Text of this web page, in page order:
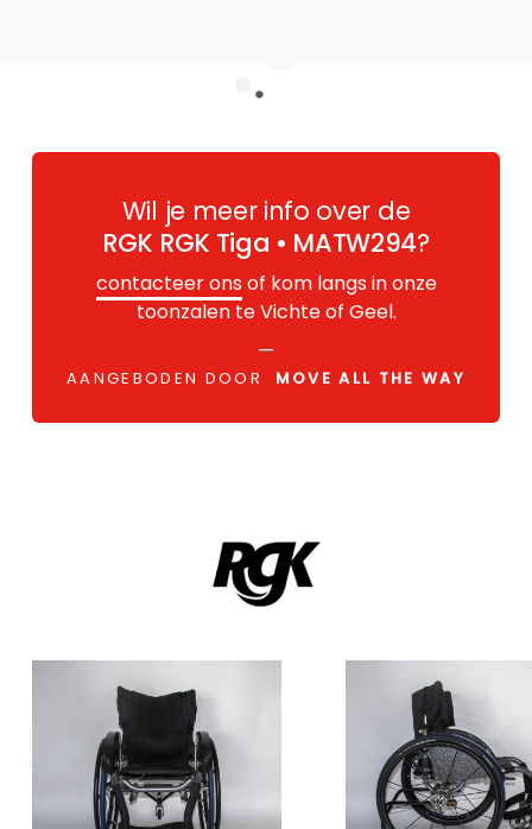
Wil je meer info over de
RGK RGK Tiga • MATW294?
contacteer ons of kom langs in onze
toonzalen te Vichte of Geel.
—
AANGEBODEN DOOR MOVE ALL THE WAY